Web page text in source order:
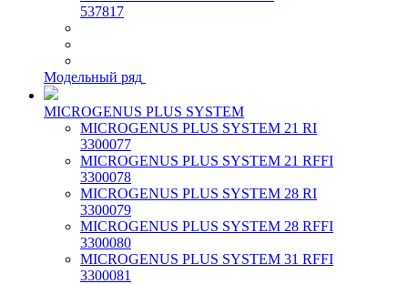
537817
Модельный ряд
MICROGENUS PLUS SYSTEM
MICROGENUS PLUS SYSTEM 21 RI
3300077
MICROGENUS PLUS SYSTEM 21 RFFI
3300078
MICROGENUS PLUS SYSTEM 28 RI
3300079
MICROGENUS PLUS SYSTEM 28 RFFI
3300080
MICROGENUS PLUS SYSTEM 31 RFFI
3300081